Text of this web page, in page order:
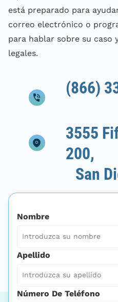
está preparado para
correo electrónico o
para hablar sobre su caso
legales.
(866)
3555
200,
San
Nombre
Apellido
Número De Teléfono